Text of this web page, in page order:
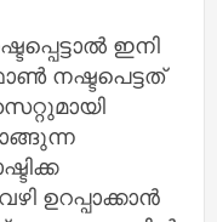
ഇനി
നഷ്ടപെട്ടത്
ഉറപ്പാക്കാൻ